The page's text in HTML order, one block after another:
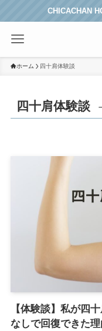
CHICACHAN
ホーム 四十肩体験談
四十肩体験談
【体験談】私が四
なしで回復できた理